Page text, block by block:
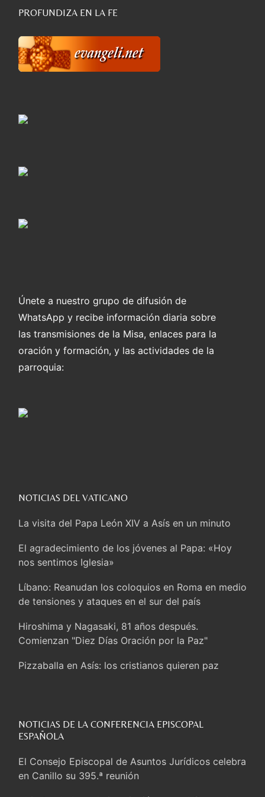
PROFUNDIZA EN LA FE
Únete a nuestro grupo de difusión de
WhatsApp y recibe información diaria sobre
las transmisiones de la Misa, enlaces para la
oración y formación, y las actividades de la
parroquia:
NOTICIAS DEL VATICANO
La visita del Papa León XIV a Asís en un minuto
El agradecimiento de los jóvenes al Papa: «Hoy
nos sentimos Iglesia»
Líbano: Reanudan los coloquios en Roma en medio
de tensiones y ataques en el sur del país
Hiroshima y Nagasaki, 81 años después.
Comienzan "Diez Días Oración por la Paz"
Pizzaballa en Asís: los cristianos quieren paz
León XIV: La revolución del Evangelio derriba los
muros que separan
La Iglesia en Ceuta: caridad y esperanza frente al
drama migratorio
NOTICIAS DE LA CONFERENCIA EPISCOPAL
ESPAÑOLA
El Consejo Episcopal de Asuntos Jurídicos celebra
en Canillo su 395.ª reunión